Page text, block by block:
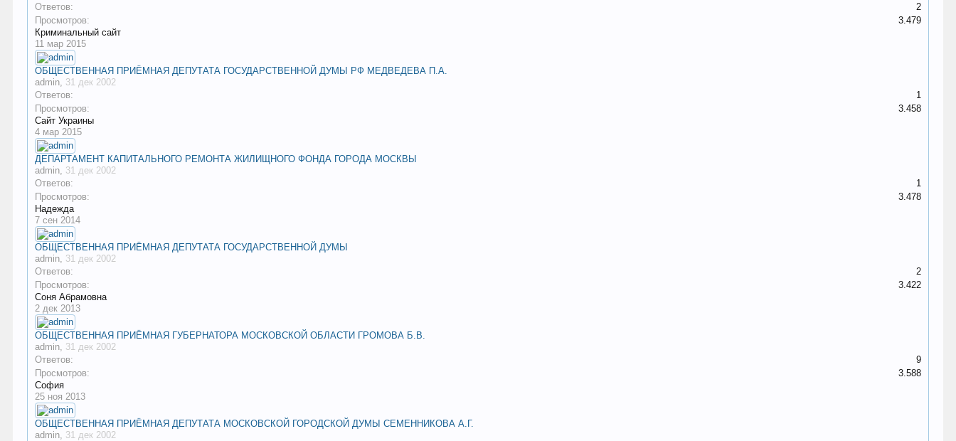
Ответов:
2
Просмотров:
3.479
Криминальный сайт
11 мар 2015
ОБЩЕСТВЕННАЯ ПРИЁМНАЯ ДЕПУТАТА ГОСУДАРСТВЕННОЙ ДУМЫ РФ МЕДВЕДЕВА П.А.
admin, 31 дек 2002
Ответов:
1
Просмотров:
3.458
Сайт Украины
4 мар 2015
ДЕПАРТАМЕНТ КАПИТАЛЬНОГО РЕМОНТА ЖИЛИЩНОГО ФОНДА ГОРОДА МОСКВЫ
admin, 31 дек 2002
Ответов:
1
Просмотров:
3.478
Надежда
7 сен 2014
ОБЩЕСТВЕННАЯ ПРИЁМНАЯ ДЕПУТАТА ГОСУДАРСТВЕННОЙ ДУМЫ
admin, 31 дек 2002
Ответов:
2
Просмотров:
3.422
Соня Абрамовна
2 дек 2013
ОБЩЕСТВЕННАЯ ПРИЁМНАЯ ГУБЕРНАТОРА МОСКОВСКОЙ ОБЛАСТИ ГРОМОВА Б.В.
admin, 31 дек 2002
Ответов:
9
Просмотров:
3.588
София
25 ноя 2013
ОБЩЕСТВЕННАЯ ПРИЁМНАЯ ДЕПУТАТА МОСКОВСКОЙ ГОРОДСКОЙ ДУМЫ СЕМЕННИКОВА А.Г.
admin, 31 дек 2002